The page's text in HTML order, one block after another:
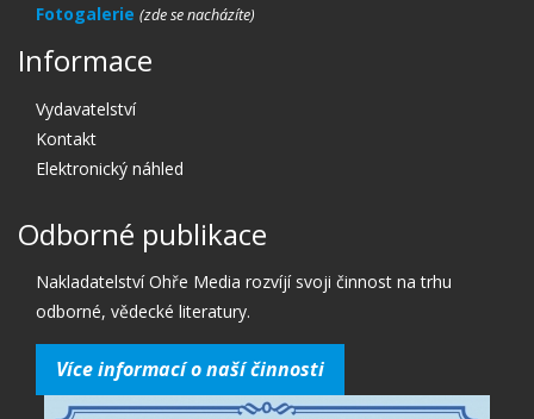
Fotogalerie
Informace
Vydavatelství
Kontakt
Elektronický náhled
Odborné publikace
Nakladatelství Ohře Media rozvíjí svoji činnost na trhu
odborné, vědecké literatury.
Více informací o naší činnosti